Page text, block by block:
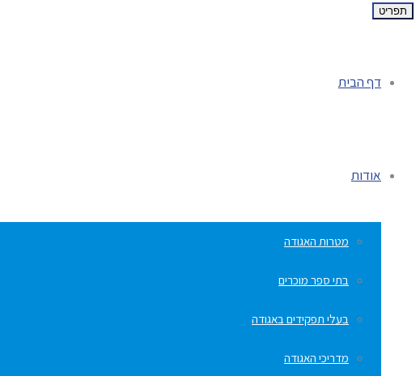
תפריט
דף הבית
אודות
מטרות האגודה
בתי ספר מוכרים
בעלי תפקידים באגודה
מדריכי האגודה